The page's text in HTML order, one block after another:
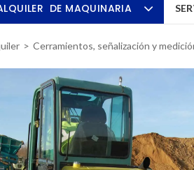
DE MAQUINARIA
Cerramientos, señalización y